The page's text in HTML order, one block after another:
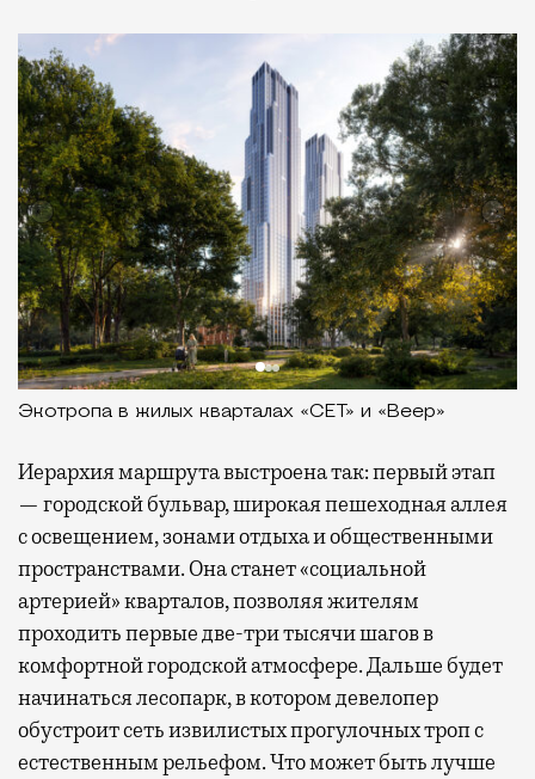
Экотропа в жилых кварталах «СЕТ» и «Веер»
Иерархия маршрута выстроена так: первый этап
— городской бульвар, широкая пешеходная аллея
с освещением, зонами отдыха и общественными
пространствами. Она станет «социальной
артерией» кварталов, позволяя жителям
проходить первые две-три тысячи шагов в
комфортной городской атмосфере. Дальше будет
начинаться лесопарк, в котором девелопер
обустроит сеть извилистых прогулочных троп с
естественным рельефом. Что может быть лучше